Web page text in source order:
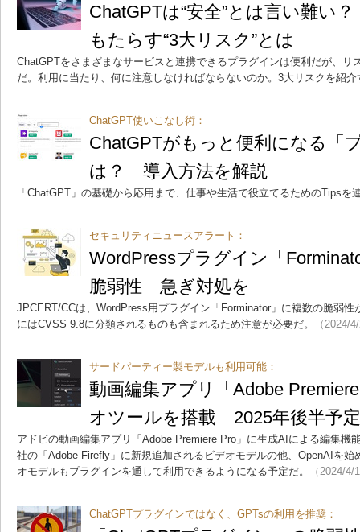
ChatGPTは“安全”とは言い難い
もたらす“3大リスク”とは
ChatGPTをさまざまなサービスと連携できるプラグインは便利だが、リ
だ。利用に当たり、何に注意しなければならないのか。3大リスクを紹介
ChatGPT使いこなし術：
ChatGPTがもっと便利になる「
は？ 導入方法を解説
「ChatGPT」の基礎から応用まで、仕事や生活で役立てるためのTipsを
セキュリティニュースアラート：
WordPressプラグイン「
脆弱性 急ぎ対処を
JPCERT/CCは、WordPress用プラグイン「Forminator」に複数の脆弱
にはCVSS 9.8に分類されるものも含まれるため注意が必要だ。
（2024/
サードパーティー製モデルも利用可能：
動画編集アプリ「Adobe
オツールを搭載 2025年後半予定
アドビの動画編集アプリ「Adobe Premiere Pro」に生成AIによる編集機
社の「Adobe Firefly」に新規追加されるビデオモデルの他、OpenAIを始
オモデルもプラグインを通して利用できるようになる予定だ。
（2024/4/
ChatGPTプラグインではなく、GPTsの利用を推奨：